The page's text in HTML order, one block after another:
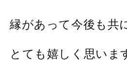
縁があって今後も共
とても嬉しく思いま